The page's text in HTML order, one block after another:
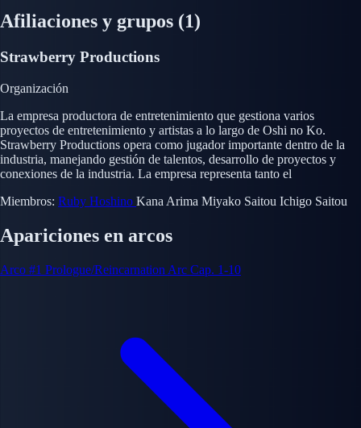
Afiliaciones y grupos (1)
Strawberry Productions
Organización
La empresa productora de entretenimiento que gestiona varios
proyectos de entretenimiento y artistas a lo largo de Oshi no Ko.
Strawberry Productions opera como jugador importante dentro de la
industria, manejando gestión de talentos, desarrollo de proyectos y
conexiones de la industria. La empresa representa tanto el
Miembros: Ruby Hoshino Kana Arima Miyako Saitou Ichigo Saitou
Apariciones en arcos
Arco #1 Prologue/Reincarnation Arc Cap. 1-10